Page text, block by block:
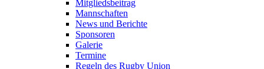
Mitgliedsbeitrag
Mannschaften
News und Berichte
Sponsoren
Galerie
Termine
Regeln des Rugby Union